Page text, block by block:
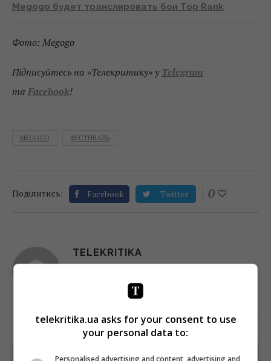
Megogo будет транслировать бои Top Rank
Фото: Megogo
Підписуйтесь на «Телекритику» у Telegram
та Facebook!
MEGOGO ФЕСТИВАЛЬ
Поділитись: Facebook Twitter 0
TELEKRITIKA
telekritika.ua asks for your consent to use
your personal data to:
Personalised advertising and content, advertising and